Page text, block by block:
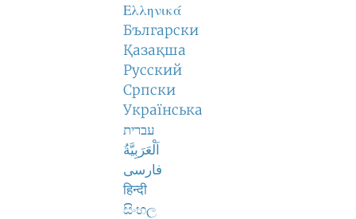
Ελληνικά
Български
Қазақша
Русский
Српски
Українська
עברית
اَلْعَرَبِيَّةُ
فارسی
हिन्दी
සිංහල